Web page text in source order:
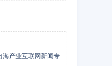
海产业互联网新闻专